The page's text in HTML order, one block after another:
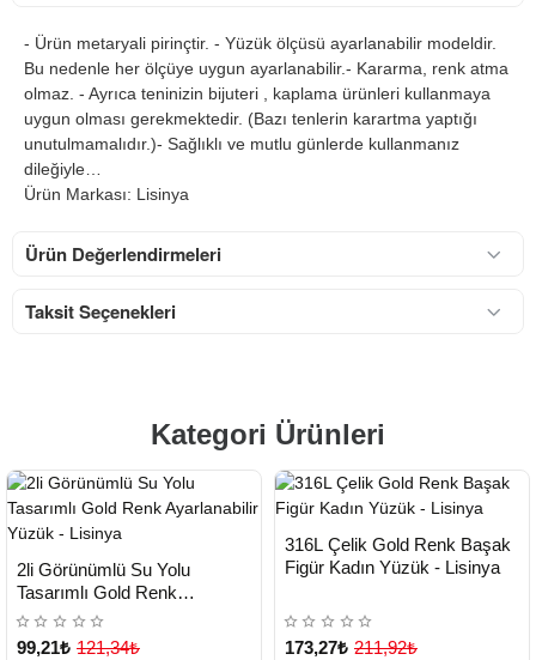
- Ürün metaryali pirinçtir. - Yüzük ölçüsü ayarlanabilir modeldir.
Bu nedenle her ölçüye uygun ayarlanabilir.- Kararma, renk atma
olmaz. - Ayrıca teninizin bijuteri , kaplama ürünleri kullanmaya
uygun olması gerekmektedir. (Bazı tenlerin karartma yaptığı
unutulmamalıdır.)- Sağlıklı ve mutlu günlerde kullanmanız
dileğiyle…
Ürün Markası: Lisinya
Ürün Değerlendirmeleri
Taksit Seçenekleri
Kategori Ürünleri
TESLİMAT
2li Görünümlü Su Yolu
Tasarımlı Gold Renk
Ayarlanabilir Yüzük - Lisinya
99,21₺ 121,34₺
TESLİMAT
Yeni Ürün
316L Çelik Gold Renk Başak
Figür Kadın Yüzük - Lisinya
173,27₺ 211,92₺